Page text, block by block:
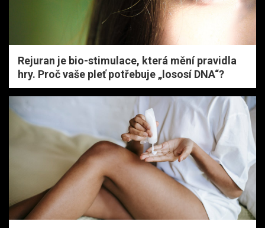
Rejuran je bio-stimulace, která mění pravidla
hry. Proč vaše pleť potřebuje „lososí DNA“?